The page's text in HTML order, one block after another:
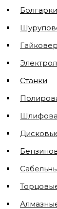
Станки